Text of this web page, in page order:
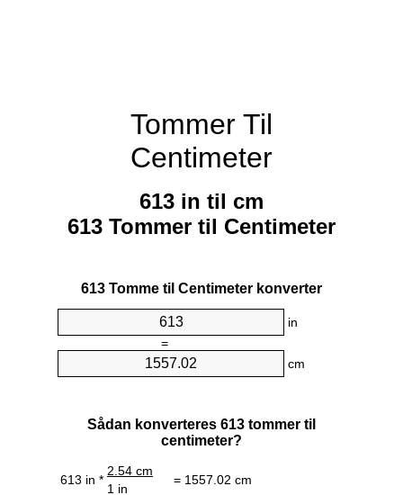
Tommer Til
Centimeter
613 in til cm
613 Tommer til Centimeter
613 Tomme til Centimeter konverter
in
=
cm
Sådan konverteres 613 tommer til
centimeter?
613 in *
2.54 cm
= 1557.02 cm
1 in